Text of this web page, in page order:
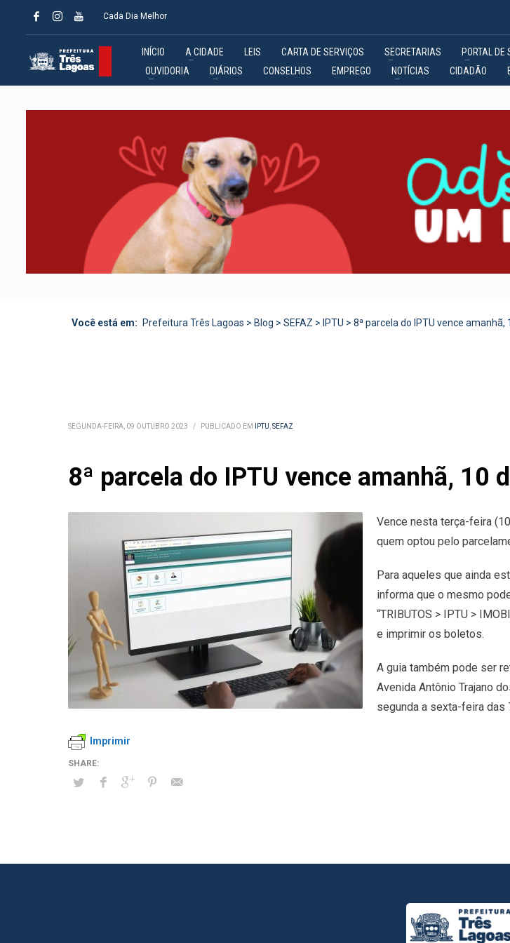
Cada Dia Melhor
INÍCIO A CIDADE LEIS CARTA DE SERVIÇOS SECRETARIAS PORTAL DE
OUVIDORIA
DIÁRIOS CONSELHOS EMPREGO NOTÍCIAS CIDADÃO
Você está em: Prefeitura Três Lagoas > Blog > SEFAZ > IPTU > 8ª parcela do IPTU vence amanhã,
SEGUNDA-FEIRA, 09 OUTUBRO 2023 / PUBLICADO EM IPTU,SEFAZ
8ª parcela do IPTU vence amanhã, 10
Vence nesta terça-feira
quem optou pelo
Para aqueles que ainda
informa que o mesmo
“TRIBUTOS > IPTU >
e imprimir os boletos.
A guia também pode ser
Avenida Antônio Trajano
segunda a sexta-feira das
Imprimir